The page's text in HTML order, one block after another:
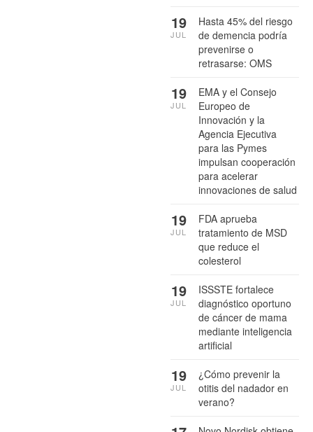
Hasta 45% del riesgo
de demencia podría
prevenirse o
retrasarse: OMS
19
JUL
EMA y el Consejo
Europeo de
Innovación y la
Agencia Ejecutiva
para las Pymes
impulsan cooperación
para acelerar
innovaciones de salud
19
JUL
FDA aprueba
tratamiento de MSD
que reduce el
colesterol
19
JUL
ISSSTE fortalece
diagnóstico oportuno
de cáncer de mama
mediante inteligencia
artificial
19
JUL
¿Cómo prevenir la
otitis del nadador en
verano?
19
JUL